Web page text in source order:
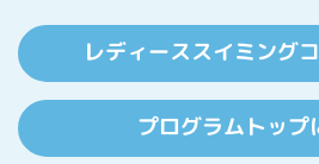
レディーススイミング
プログラムトップ